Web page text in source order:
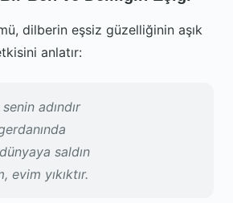
dilberin eşsiz güzelliğinin aşık
anlatır:
adındır
saldın
evim yıkıktır.